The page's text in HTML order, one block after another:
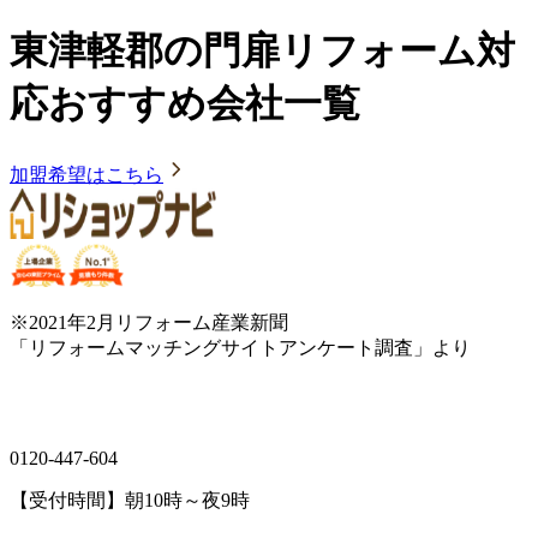
東津軽郡の門扉リフォーム対
応おすすめ会社一覧
加盟希望はこちら
※2021年2月リフォーム産業新聞
「リフォームマッチングサイトアンケート調査」より
0120-447-604
【受付時間】朝10時～夜9時